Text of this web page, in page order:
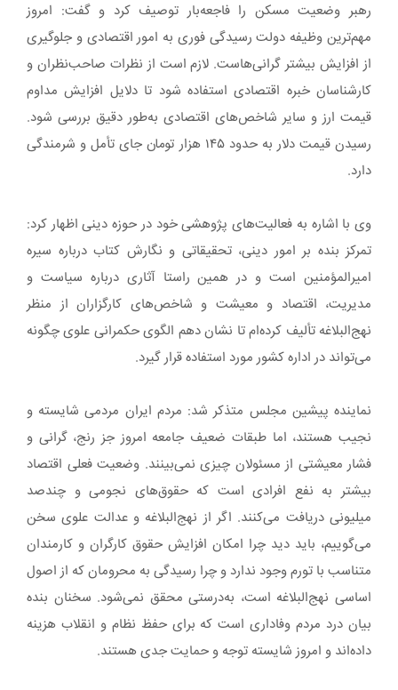
رهبر وضعیت مسکن را فاجعه‌بار توصیف کرد و گفت: امروز
مهم‌ترین وظیفه دولت رسیدگی فوری به امور اقتصادی و جلوگیری
از افزایش بیشتر گرانی‌هاست. لازم است از نظرات صاحب‌نظران و
کارشناسان خبره اقتصادی استفاده شود تا دلایل افزایش مداوم
قیمت ارز و سایر شاخص‌های اقتصادی به‌طور دقیق بررسی شود.
رسیدن قیمت دلار به حدود ۱۴۵ هزار تومان جای تأمل و شرمندگی
دارد.
وی با اشاره به فعالیت‌های پژوهشی خود در حوزه دینی اظهار کرد:
تمرکز بنده بر امور دینی، تحقیقاتی و نگارش کتاب درباره سیره
امیرالمؤمنین است و در همین راستا آثاری درباره سیاست و
مدیریت، اقتصاد و معیشت و شاخص‌های کارگزاران از منظر
نهج‌البلاغه تألیف کرده‌ام تا نشان دهم الگوی حکمرانی علوی چگونه
می‌تواند در اداره کشور مورد استفاده قرار گیرد.
نماینده پیشین مجلس متذکر شد: مردم ایران مردمی شایسته و
نجیب هستند، اما طبقات ضعیف جامعه امروز جز رنج، گرانی و
فشار معیشتی از مسئولان چیزی نمی‌بینند. وضعیت فعلی اقتصاد
بیشتر به نفع افرادی است که حقوق‌های نجومی و چندصد
میلیونی دریافت می‌کنند. اگر از نهج‌البلاغه و عدالت علوی سخن
می‌گوییم، باید دید چرا امکان افزایش حقوق کارگران و کارمندان
متناسب با تورم وجود ندارد و چرا رسیدگی به محرومان که از اصول
اساسی نهج‌البلاغه است، به‌درستی محقق نمی‌شود. سخنان بنده
بیان درد مردم وفاداری است که برای حفظ نظام و انقلاب هزینه
داده‌اند و امروز شایسته توجه و حمایت جدی هستند.